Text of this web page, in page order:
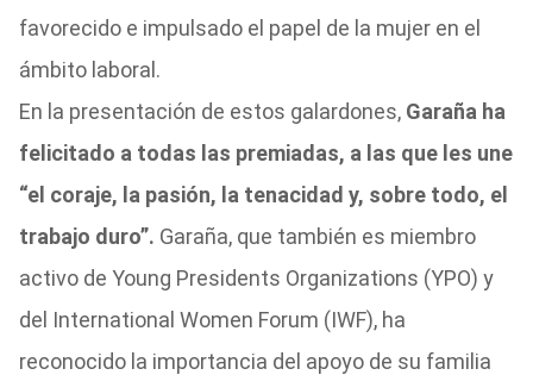
favorecido e impulsado el papel de la mujer en el
ámbito laboral.
En la presentación de estos galardones, Garaña ha
felicitado a todas las premiadas, a las que les une
“el coraje, la pasión, la tenacidad y, sobre todo, el
trabajo duro”. Garaña, que también es miembro
activo de Young Presidents Organizations (YPO) y
del International Women Forum (IWF), ha
reconocido la importancia del apoyo de su familia